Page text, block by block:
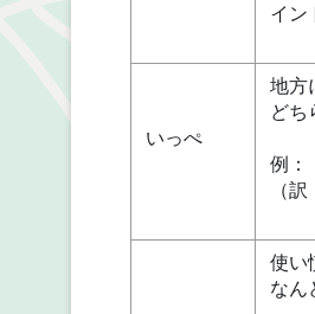
イン
いっぺ
地方
どち
例：
（
使い
なん